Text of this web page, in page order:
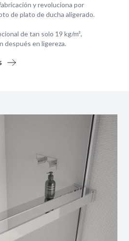
y revoluciona por
de plato de ducha aligerado.
de tan solo 19 kg/m²,
después en ligereza.